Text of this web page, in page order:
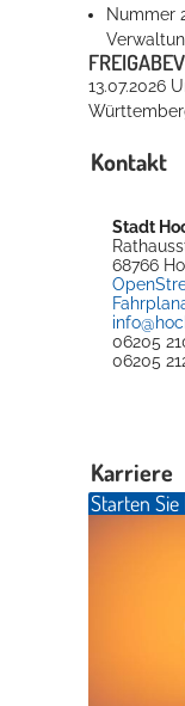
Nummer
13.07.2026
Kontakt
Stadt
68766
06205
06205
Karriere
Starten